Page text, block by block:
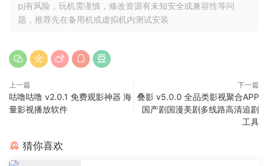
pj有风险，玩机需谨慎，修改资源有未知安全或兼容性等问
题，推荐先在备用机或虚拟机内测试安装
上一篇
咕噜咕噜 v2.0.1 免费观影神器 海
量影视播放软件
下一篇
叠影 v5.0.0 全品类影视聚合APP
国产剧国漫美剧多线路高清追剧
工具
猜你喜欢